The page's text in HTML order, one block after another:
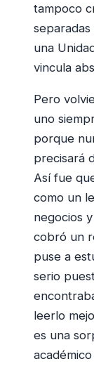
tampoco
una
vincula
Pero
uno
porque
precisará
Así fue
como un
negocios
cobró un
puse a
serio
leerlo
es una